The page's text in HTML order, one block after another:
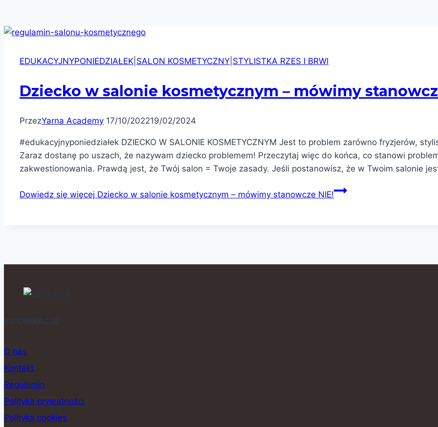
EDUKACYJNYPONIEDZIAŁEK SALON KOSMETYCZNY STYLISTKA RZES I BRWI
Dziecko w salonie kosmetycznym – mówimy
PrzezYarna Academy 17/10/202219/02/2024
#edukacyjnyponiedziałek DZIECKO W SALONIE KOSMETYCZNYM Jest to problem zarówno fryzjerów,
Zaraz dostanę po uszach, że nazywam dziecko problemem! Przeczytaj więc do końca, co stanowi
zakwestionowania. Prawdą jest, że Twój salon = Twoje zasady. Jeśli postanowisz, że w Twoim salonie
Dowiedz się więcej Dziecko w salonie kosmetycznym – mówimy stanowcze NIE!
INFORMACJE
O nas
Kontakt
Regulamin
Polityka prywatności
Polityka cookies